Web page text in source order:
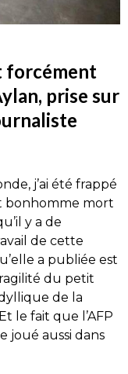
forcément
prise sur
j’ai été frappé
bonhomme mort
y a de
de cette
a publiée est
du petit
de la
le fait que l’AFP
joué aussi dans